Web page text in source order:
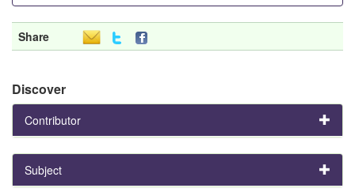
Share
Discover
Contributor
Subject